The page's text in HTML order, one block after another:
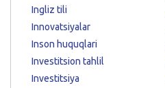
Ingliz tili
Innovatsiyalar
Inson huquqlari
Investitsion tahlil
Investitsiya